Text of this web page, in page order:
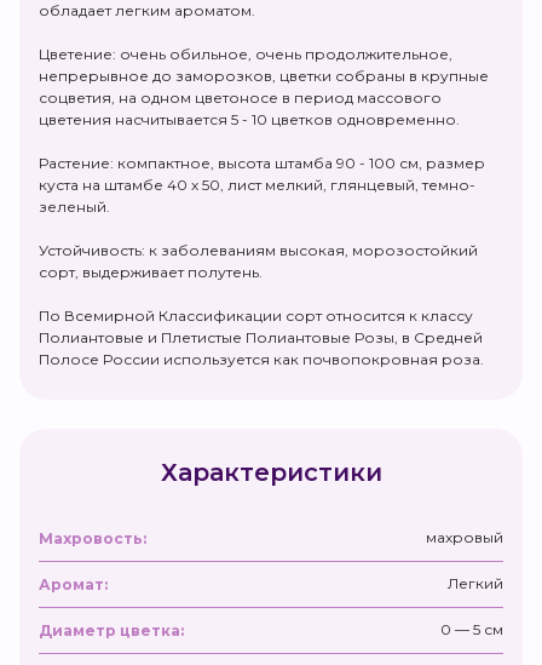
обладает легким ароматом.
Цветение: очень обильное, очень продолжительное,
непрерывное до заморозков, цветки собраны в крупные
соцветия, на одном цветоносе в период массового
цветения насчитывается 5 - 10 цветков одновременно.
Растение: компактное, высота штамба 90 - 100 см, размер
куста на штамбе 40 х 50, лист мелкий, глянцевый, темно-
зеленый.
Устойчивость: к заболеваниям высокая, морозостойкий
сорт, выдерживает полутень.
По Всемирной Классификации сорт относится к классу
Полиантовые и Плетистые Полиантовые Розы, в Средней
Полосе России используется как почвопокровная роза.
Характеристики
Махровость: махровый
Аромат: Легкий
Диаметр цветка: 0 — 5 см